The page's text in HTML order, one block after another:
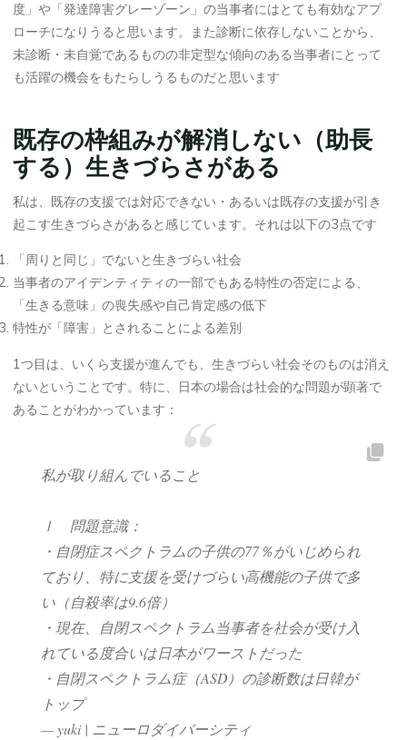
度」や「発達障害グレーゾーン」の当事者にはとても有効なアプ
ローチになりうると思います。また診断に依存しないことから、
未診断・未自覚であるものの非定型な傾向のある当事者にとって
も活躍の機会をもたらしうるものだと思います
既存の枠組みが解消しない（助長
する）生きづらさがある
私は、既存の支援では対応できない・あるいは既存の支援が引き
起こす生きづらさがあると感じています。それは以下の3点です
「周りと同じ」でないと生きづらい社会
当事者のアイデンティティの一部でもある特性の否定による、
「生きる意味」の喪失感や自己肯定感の低下
特性が「障害」とされることによる差別
1つ目は、いくら支援が進んでも、生きづらい社会そのものは消え
ないということです。特に、日本の場合は社会的な問題が顕著で
あることがわかっています：
私が取り組んでいること
Ⅰ 問題意識：
・自閉症スペクトラムの子供の77％がいじめられ
ており、特に支援を受けづらい高機能の子供で多
い（自殺率は9.6倍）
・現在、自閉スペクトラム当事者を社会が受け入
れている度合いは日本がワーストだった
・自閉スペクトラム症（ASD）の診断数は日韓が
トップ
— yuki | ニューロダイバーシティ